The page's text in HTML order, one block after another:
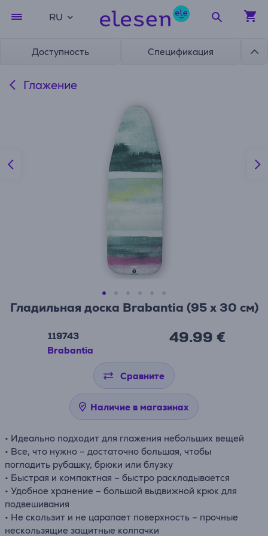
RU
Доступность Спецификация
Глажение
Гладильная доска Brabantia (95 x 30 см)
119743
Brabantia
49.99 €
Сравните
Наличие в магазинах
• Идеально подходит для глажения небольших вещей
• Все, что нужно – достаточно большая, чтобы
погладить рубашку, брюки или блузку
• Быстрая и компактная – быстро раскладывается
• Удобное хранение – большой выдвижной крюк для
подвешивания
• Не скользит и не царапает поверхность – прочные
нескользящие защитные колпачки